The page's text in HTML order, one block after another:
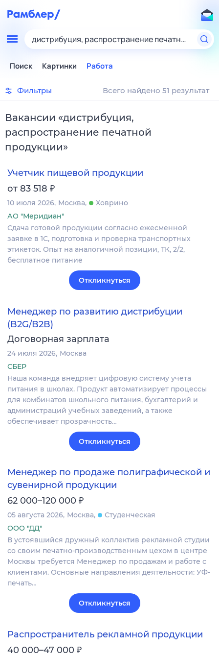
дистрибуция, распространение печатной
Поиск Картинки Работа
Фильтры Всего найдено 51 результат
Вакансии «дистрибуция,
распространение печатной
продукции»
Учетчик пищевой продукции
от 83 518 ₽
10 июля 2026 Москва
Ховрино
АО "Меридиан"
Сдача готовой продукции согласно ежесменной
заявке в 1С, подготовка и проверка транспортных
этикеток. Опыт на аналогичной позиции, ТК, 2/2,
бесплатное питание
Откликнуться
Менеджер по развитию дистрибуции
(B2G/B2B)
Договорная зарплата
24 июля 2026 Москва
СБЕР
Наша команда внедряет цифровую систему учета
питания в школах. Продукт автоматизирует процессы
для комбинатов школьного питания, бухгалтерий и
администраций учебных заведений, а также
обеспечивает прозрачность…
Откликнуться
Менеджер по продаже полиграфической и
сувенирной продукции
62 000–120 000 ₽
05 августа 2026 Москва
Студенческая
ООО "ДД"
В устоявшийся дружный коллектив рекламной студии
со своим печатно-производственным цехом в центре
Москвы требуется Менеджер по продажам и работе с
клиентами. Основные направления деятельности: УФ-
печать…
Откликнуться
Распространитель рекламной продукции
40 000–47 000 ₽